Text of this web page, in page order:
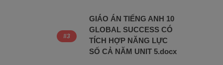
GIÁO ÁN TIẾNG ANH 10
GLOBAL SUCCESS CÓ
TÍCH HỢP NĂNG LỰC
SỐ CẢ NĂM UNIT 5.docx